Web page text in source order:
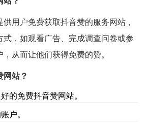
用户免费获取抖音赞的服务网站，
，如观看广告、完成调查问卷或参
从而让他们获得免费的赞。
站？
的免费抖音赞网站。
户。